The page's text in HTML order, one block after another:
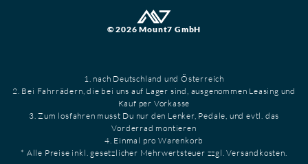
© 2026 Mount7 GmbH
1. nach Deutschland und Österreich
2. Bei Fahrrädern, die bei uns auf Lager sind, ausgenommen Leasing und
Kauf per Vorkasse
3. Zum losfahren musst Du nur den Lenker, Pedale, und evtl. das
Vorderrad montieren
4. Einmal pro Warenkorb
* Alle Preise inkl. gesetzlicher Mehrwertsteuer zzgl. Versandkosten.